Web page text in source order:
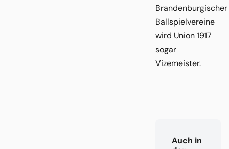
Brandenburgischer
Ballspielvereine
wird Union 1917
sogar
Vizemeister.
Auch in